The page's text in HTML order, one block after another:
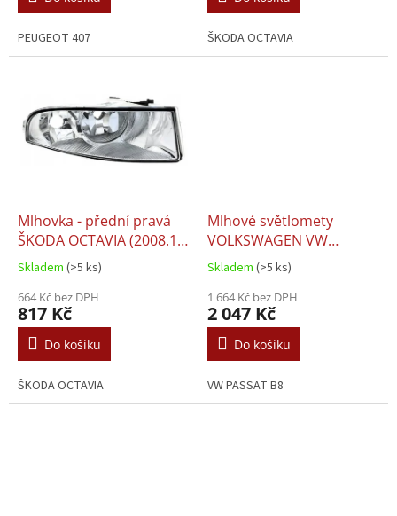
PEUGEOT 407 ŠKODA OCTAVIA
Mlhovka - přední pravá
ŠKODA OCTAVIA (2008.10-
2013.12)
Skladem (>5 ks)
664 Kč bez DPH
817 Kč
Do košíku
ŠKODA OCTAVIA
Mlhové světlomety
VOLKSWAGEN VW
PASSAT B8 (2014.08+)
L+P, 3G0941661E,
3G0941662E
Skladem (>5 ks)
1 664 Kč bez DPH
2 047 Kč
Do košíku
VW PASSAT B8